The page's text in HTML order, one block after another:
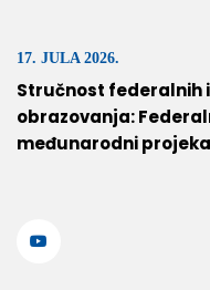
17. JULA 2026.
Stručnost federalnih
obrazovanja:
međunarodni